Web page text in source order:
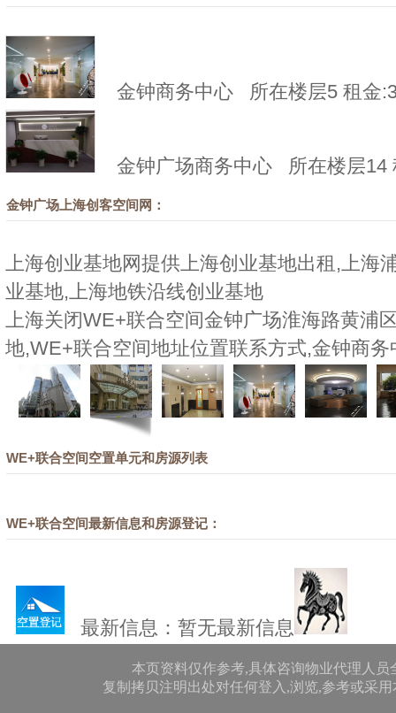
金钟商务中心 所在楼层5 租金
金钟广场商务中心 所在楼层14
金钟广场上海创客空间网：
上海创业基地网提供上海创业基地出租,上海
业基地,上海地铁沿线创业基地
上海关闭WE+联合空间金钟广场淮海路黄浦
地,WE+联合空间地址位置联系方式,金钟商务
WE+联合空间空置单元和房源列表
WE+联合空间最新信息和房源登记：
最新信息：暂无最新信息
本页资料仅作参考,具体咨询物业代理人员
复制拷贝注明出处对任何登入,浏览,参考或采